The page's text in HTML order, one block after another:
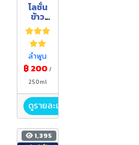
โลชั่น
ข้าว
หอม
มะลิ
แดง
ลำพูน
฿ 200/
250ml
ดูรายละเอียด
1,395